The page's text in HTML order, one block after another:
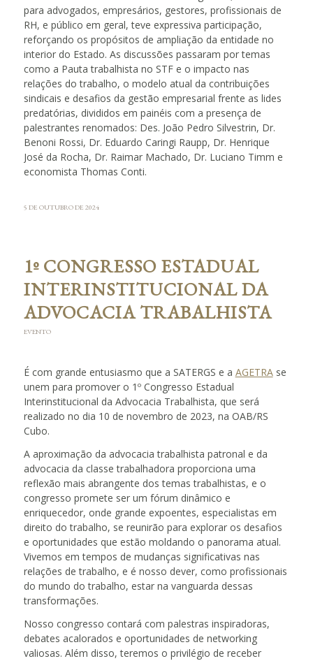
para advogados, empresários, gestores, profissionais de
RH, e público em geral, teve expressiva participação,
reforçando os propósitos de ampliação da entidade no
interior do Estado. As discussões passaram por temas
como a Pauta trabalhista no STF e o impacto nas
relações do trabalho, o modelo atual da contribuições
sindicais e desafios da gestão empresarial frente as lides
predatórias, divididos em painéis com a presença de
palestrantes renomados: Des. João Pedro Silvestrin, Dr.
Benoni Rossi, Dr. Eduardo Caringi Raupp, Dr. Henrique
José da Rocha, Dr. Raimar Machado, Dr. Luciano Timm e
economista Thomas Conti.
5 DE OUTUBRO DE 2024
1º CONGRESSO ESTADUAL
INTERINSTITUCIONAL DA
ADVOCACIA TRABALHISTA
EVENTO
É com grande entusiasmo que a SATERGS e a AGETRAse
unem para promover o 1º Congresso Estadual
Interinstitucional da Advocacia Trabalhista, que será
realizado no dia 10 de novembro de 2023, na OAB/RS
Cubo.
A aproximação da advocacia trabalhista patronal e da
advocacia da classe trabalhadora proporciona uma
reflexão mais abrangente dos temas trabalhistas, e o
congresso promete ser um fórum dinâmico e
enriquecedor, onde grande expoentes, especialistas em
direito do trabalho, se reunirão para explorar os desafios
e oportunidades que estão moldando o panorama atual.
Vivemos em tempos de mudanças significativas nas
relações de trabalho, e é nosso dever, como profissionais
do mundo do trabalho, estar na vanguarda dessas
transformações.
Nosso congresso contará com palestras inspiradoras,
debates acalorados e oportunidades de networking
valiosas. Além disso, teremos o privilégio de receber